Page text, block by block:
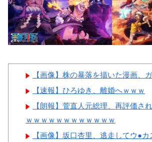
主導…JAXAの衛星「あらせ」
が観測！
舌を絡ませて、唾液交換して
エッ画像♪
海外「日本よ、お前がナンバ
ーワンだ」 熊本地震直後の日
本の対応のスピードに世界が衝
【画像】顔100点、体30点の
国の反応
韓国人
復元図と
人が衝撃
に言葉を
韓国人
ン店の商
いる理由
応
【画像】株の暴落を描いた漫画、
【速報】ひろゆき、離婚へｗｗｗ
【朗報】菅直人元総理、再評価さ
ｗｗｗｗｗｗｗｗｗｗｗｗ
【画像】坂口杏里、逃走してウ●